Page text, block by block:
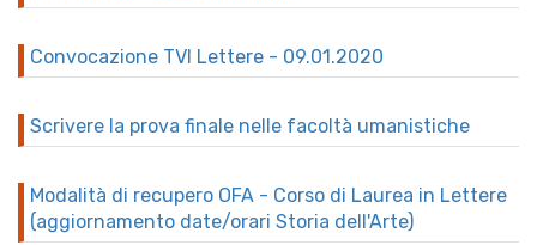
Convocazione TVI Lettere - 09.01.2020
Scrivere la prova finale nelle facoltà umanistiche
Modalità di recupero OFA - Corso di Laurea in Lettere
(aggiornamento date/orari Storia dell'Arte)